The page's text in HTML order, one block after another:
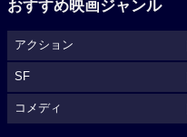
おすすめ映画ジャンル
アクション
SF
コメディ